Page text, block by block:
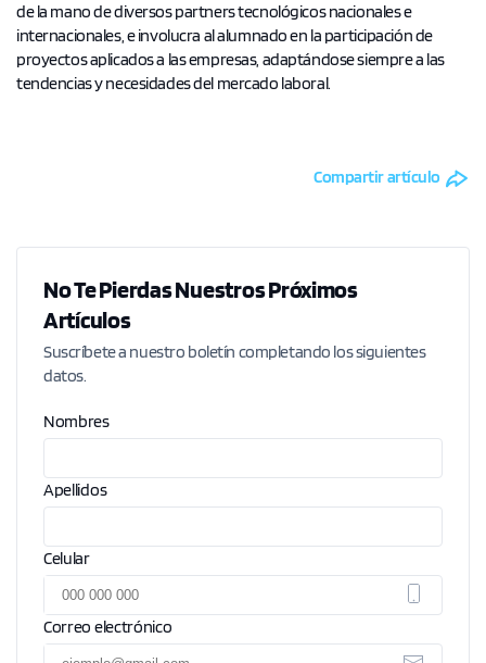
de la mano de diversos partners tecnológicos nacionales e
internacionales, e involucra al alumnado en la participación de
proyectos aplicados a las empresas, adaptándose siempre a las
tendencias y necesidades del mercado laboral.
Compartir artículo
No Te Pierdas Nuestros Próximos
Artículos
Suscríbete a nuestro boletín completando los siguientes
datos.
Nombres
Apellidos
Celular
Correo electrónico